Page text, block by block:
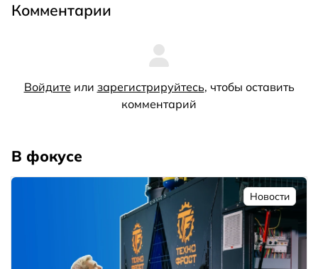
Комментарии
Войдите или зарегистрируйтесь, чтобы оставить
комментарий
В фокусе
Новости